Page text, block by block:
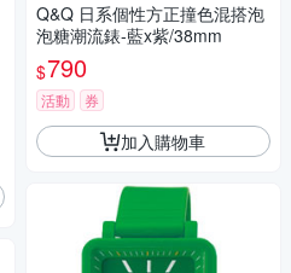
Q&Q 日系個性方正撞色混搭泡
泡糖潮流錶-藍x紫/38mm
$790
活動 券
加入購物車